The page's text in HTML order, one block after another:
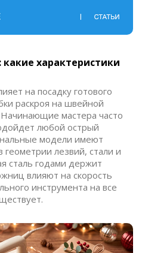
характеристики
на посадку готового
раскроя на швейной
мастера часто
любой острый
модели имеют
лезвий, стали и
сталь годами держит
влияют на скорость
инструмента на все